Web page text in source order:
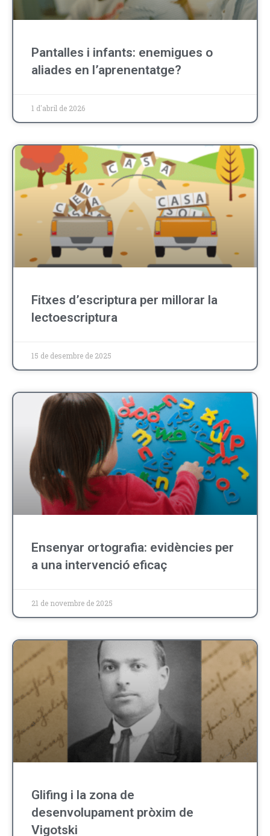
Pantalles i infants: enemigues o
aliades en l’aprenentatge?
1 d'abril de 2026
Fitxes d’escriptura per millorar la
lectoescriptura
15 de desembre de 2025
Ensenyar ortografia: evidències per
a una intervenció eficaç
21 de novembre de 2025
Glifing i la zona de
desenvolupament pròxim de
Vigotski